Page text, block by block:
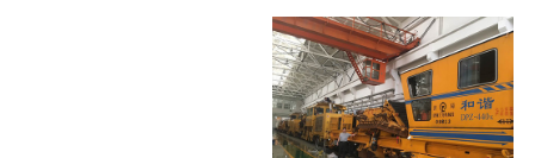
中国累计升级改造非道路
运输车辆10000余辆，涵盖
了所有非道路车辆类型。